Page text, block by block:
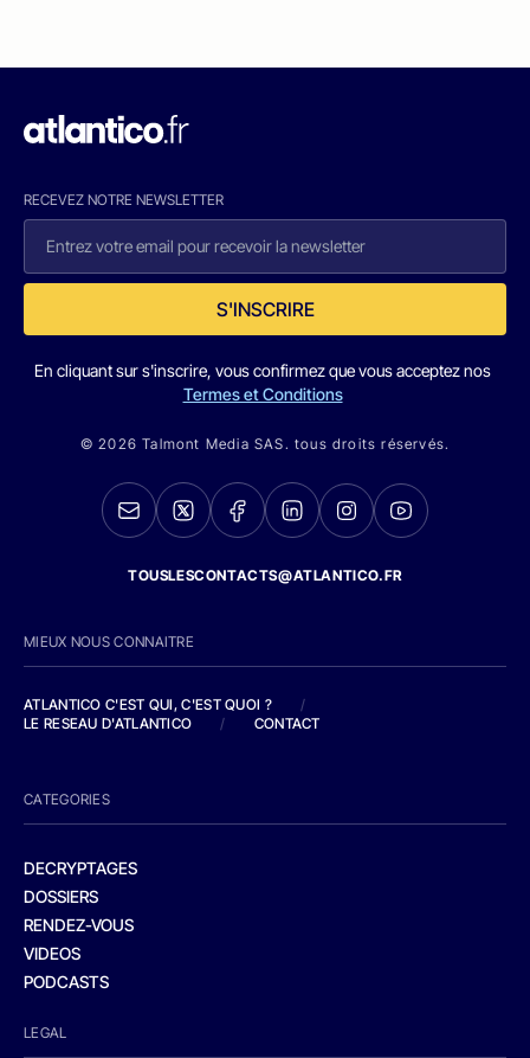
RECEVEZ NOTRE NEWSLETTER
S'INSCRIRE
En cliquant sur s'inscrire, vous confirmez que vous acceptez nos
Termes et Conditions
© 2026 Talmont Media SAS. tous droits réservés.
TOUSLESCONTACTS@ATLANTICO.FR
MIEUX NOUS CONNAITRE
ATLANTICO C'EST QUI, C'EST QUOI ?
/
LE RESEAU D'ATLANTICO
/ CONTACT
CATEGORIES
DECRYPTAGES
DOSSIERS
RENDEZ-VOUS
VIDEOS
PODCASTS
LEGAL